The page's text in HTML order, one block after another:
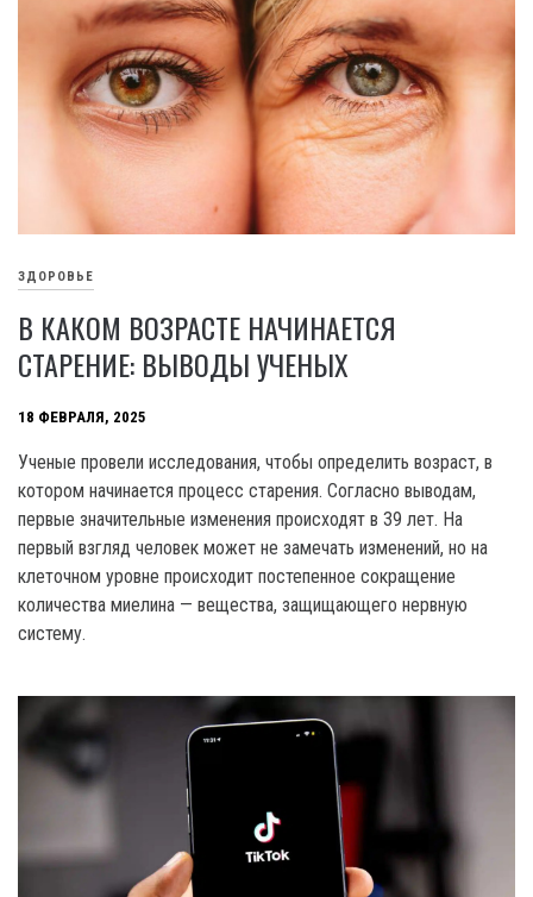
ЗДОРОВЬЕ
В КАКОМ ВОЗРАСТЕ НАЧИНАЕТСЯ
СТАРЕНИЕ: ВЫВОДЫ УЧЕНЫХ
18 ФЕВРАЛЯ, 2025
Ученые провели исследования, чтобы определить возраст, в
котором начинается процесс старения. Согласно выводам,
первые значительные изменения происходят в 39 лет. На
первый взгляд человек может не замечать изменений, но на
клеточном уровне происходит постепенное сокращение
количества миелина — вещества, защищающего нервную
систему.